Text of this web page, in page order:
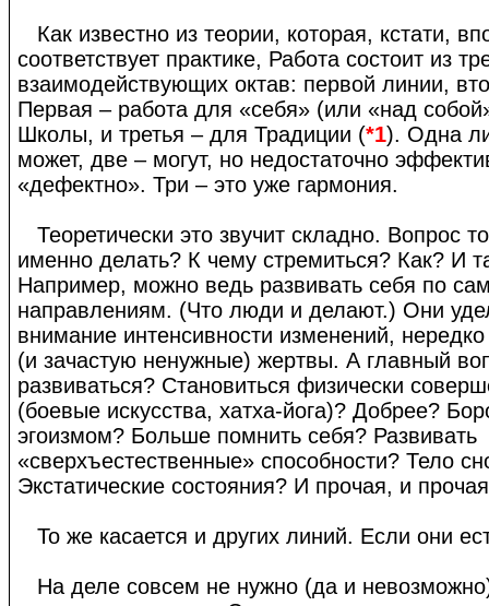
Как известно из теории, которая, кстати,
соответствует практике, Работа состоит из
взаимодействующих октав: первой линии,
Первая – работа для «себя» (или «над
Школы, и третья – для Традиции (*1). Одна
может, две – могут, но недостаточно
«дефектно». Три – это уже гармония.
Теоретически это звучит складно. Вопрос
именно делать? К чему стремиться? Как? И
Например, можно ведь развивать себя по
направлениям. (Что люди и делают.) Они
внимание интенсивности изменений,
(и зачастую ненужные) жертвы. А главный
развиваться? Становиться физически
(боевые искусства, хатха-йога)? Добрее?
эгоизмом? Больше помнить себя? Развивать
«сверхъестественные» способности? Тело
Экстатические состояния? И прочая, и
То же касается и других линий. Если они
На деле совсем не нужно (да и